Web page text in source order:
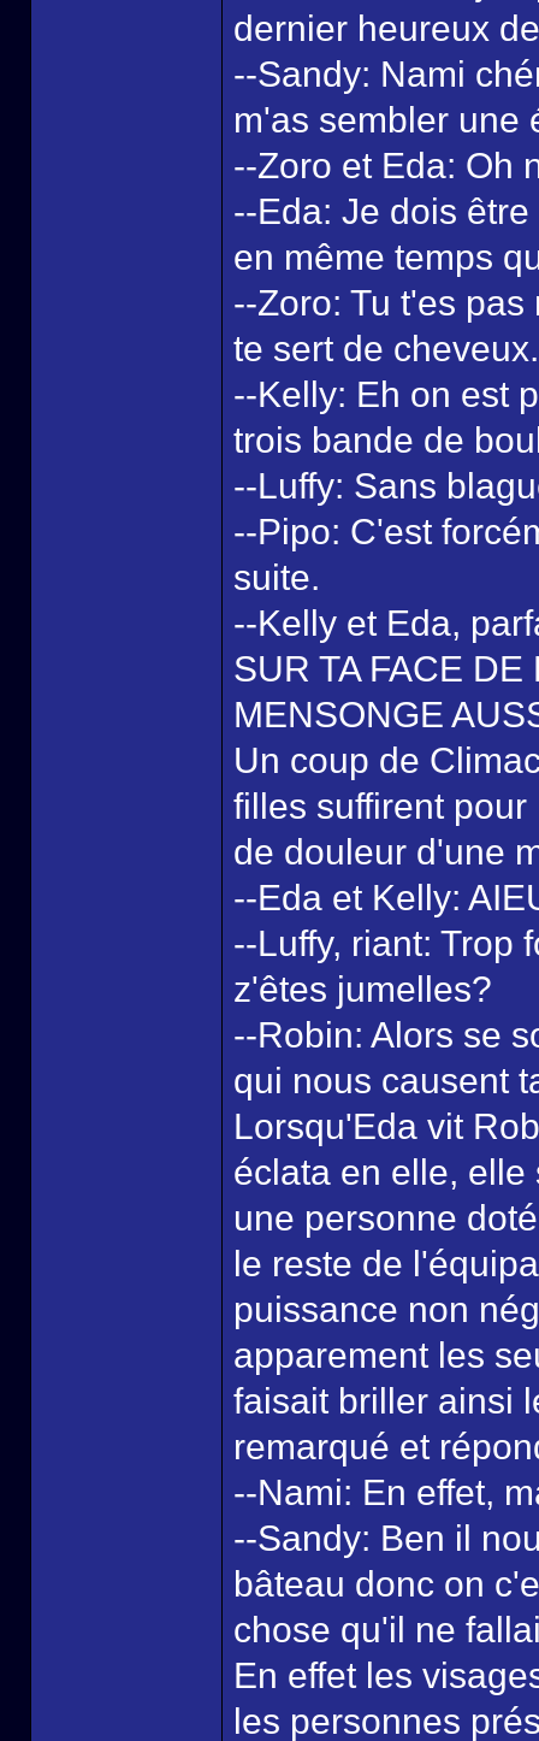
dernier heureux
--Sandy: Nami
m'as sembler une
--Zoro et Eda: Oh
--Eda: Je dois
en même temps
--Zoro: Tu t'es
te sert de cheveux.
--Kelly: Eh on est
trois bande de
--Luffy: Sans
--Pipo: C'est
suite.
--Kelly et Eda,
SUR TA FACE
MENSONGE
Un coup de
filles suffirent
de douleur d'une
--Eda et Kelly:
--Luffy, riant: Trop
z'êtes jumelles?
--Robin: Alors se
qui nous causent
Lorsqu'Eda vit
éclata en elle,
une personne
le reste de
puissance non
apparement les
faisait briller ainsi
remarqué et
--Nami: En effet,
--Sandy: Ben il
bâteau donc on
chose qu'il ne
En effet les
les personnes